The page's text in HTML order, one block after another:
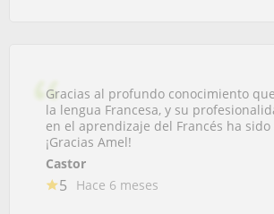
Gracias al profundo conocimiento
la lengua Francesa, y su
en el aprendizaje del Francés ha
¡Gracias Amel!
Castor
5 Hace 6 meses